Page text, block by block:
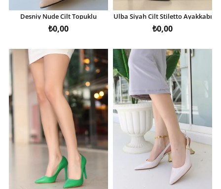
Desniy Nude Cilt Topuklu
Ayakkabı
₺0,00
Ulba Siyah Cilt Stiletto Ayakkabı
₺0,00